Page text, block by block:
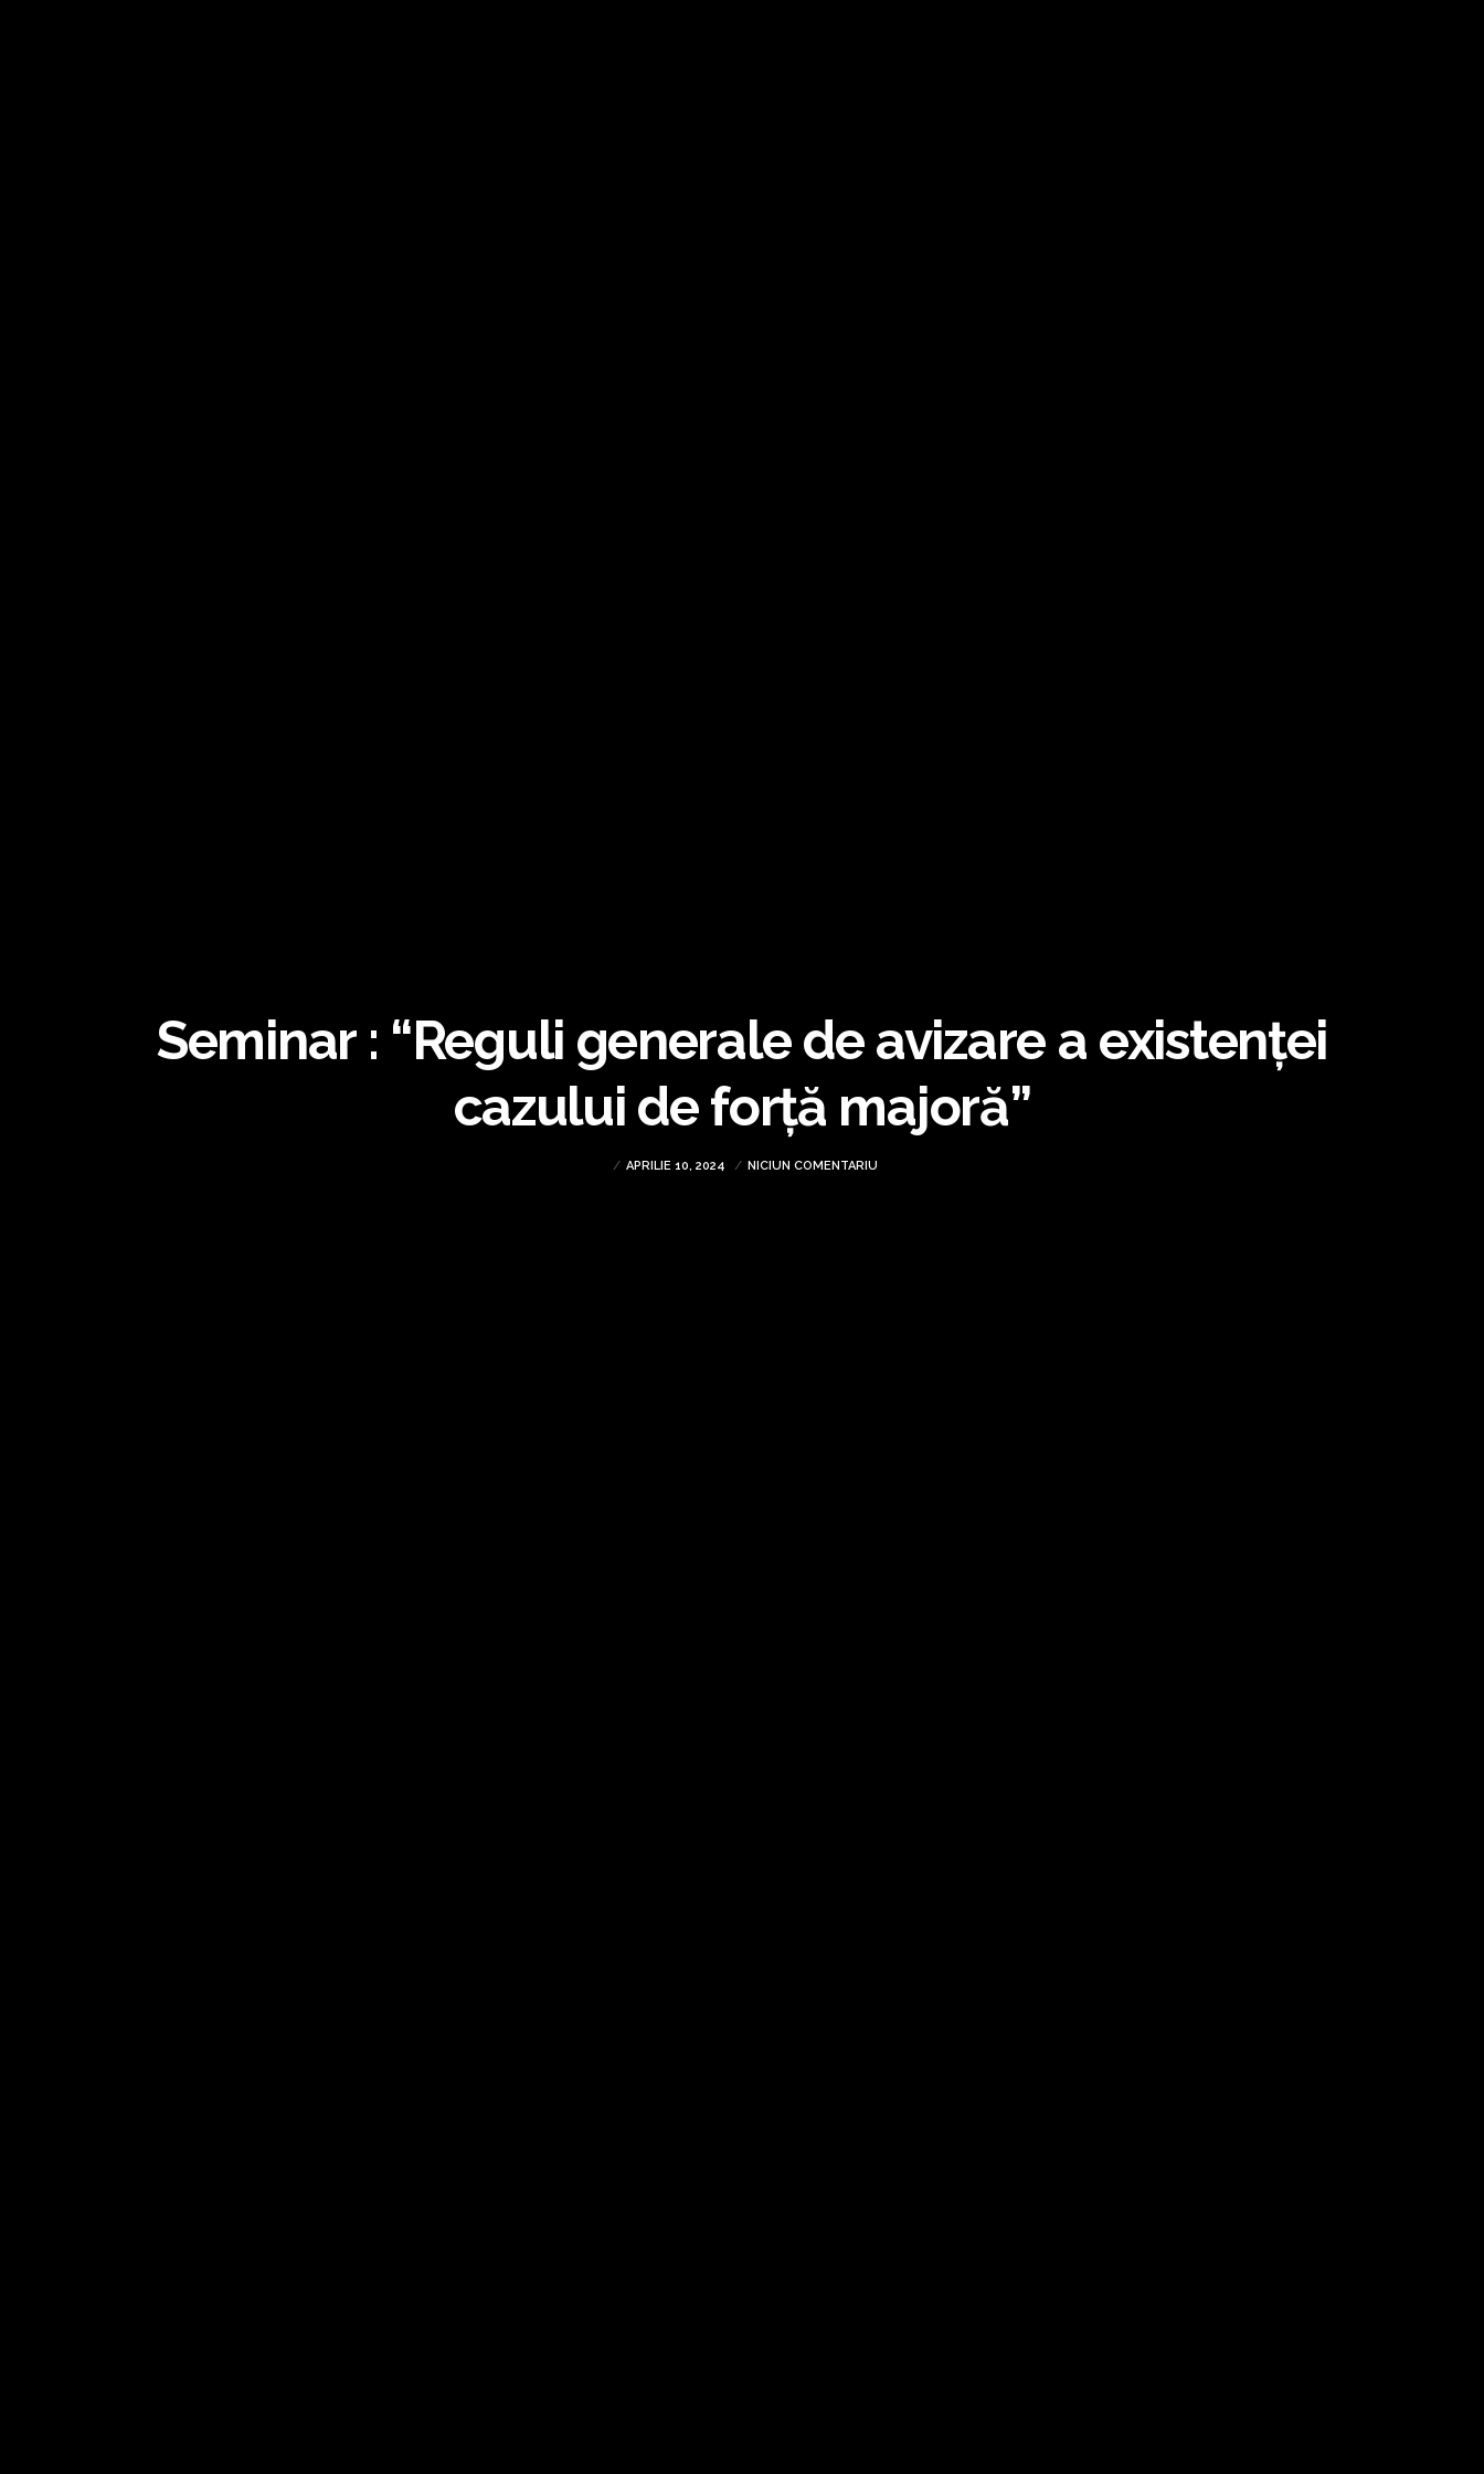
Seminar : “Reguli generale de avizare a existenței
cazului de forță majoră”
APRILIE 10, 2024 NICIUN COMENTARIU